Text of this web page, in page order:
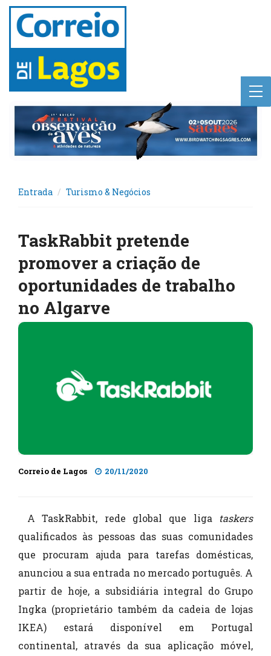
Entrada Turismo & Negócios
TaskRabbit pretende
promover a criação de
oportunidades de trabalho
no Algarve
Correio de Lagos 20/11/2020
A TaskRabbit, rede global que liga taskers
qualificados às pessoas das suas comunidades
que procuram ajuda para tarefas domésticas,
anunciou a sua entrada no mercado português. A
partir de hoje, a subsidiária integral do Grupo
Ingka (proprietário também da cadeia de lojas
IKEA) estará disponível em Portugal
continental, através da sua aplicação móvel,